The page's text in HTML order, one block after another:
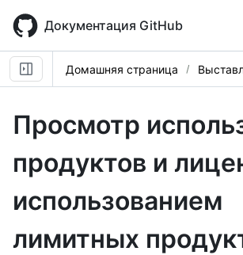
main
content
Документация GitHub
Домашняя страница
Просмотр
продуктов и
использованием
лимитных